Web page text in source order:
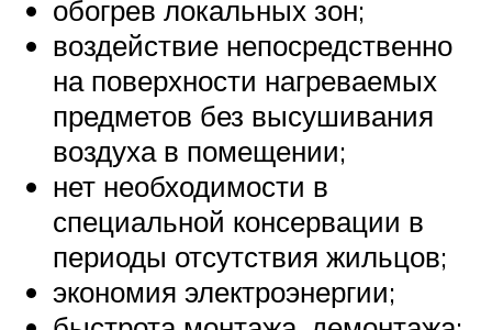
обогрев локальных зон;
воздействие непосредственно
на поверхности нагреваемых
предметов без высушивания
воздуха в помещении;
нет необходимости в
специальной консервации в
периоды отсутствия жильцов;
экономия электроэнергии;